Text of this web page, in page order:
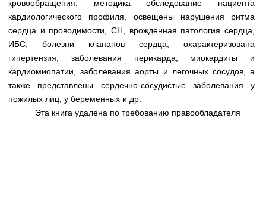
Нормативы экстренной и неотложной помощи
Нормы лабораторных и инструментальных
исследований
кровообращения, методика обследование пациента
кардиологического профиля, освещены нарушения ритма
сердца и проводимости, СН, врожденная патология сердца,
ИБС, болезни клапанов сердца, охарактеризована
гипертензия, заболевания перикарда, миокардиты и
кардиомиопатии, заболевания аорты и легочных сосудов, а
также представлены сердечно-сосудистые заболевания у
пожилых лиц, у беременных и др.
Эта книга удалена по требованию правообладателя